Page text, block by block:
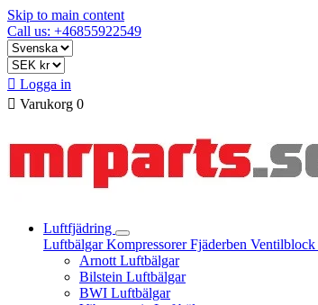
Skip to main content
Call us: +46855922549
 Logga in
 Varukorg 0
Luftfjädring
LuftbälgarKompressorerFjäderben Ventilblock
Arnott Luftbälgar
Bilstein Luftbälgar
BWI Luftbälgar